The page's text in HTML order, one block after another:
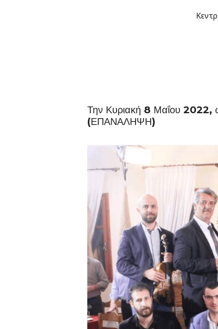
Την Κυριακή 8 Μαΐου 2022,
(ΕΠΑΝΑΛΗΨΗ)